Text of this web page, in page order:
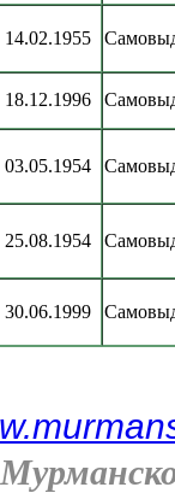
14.02.1955
18.12.1996
03.05.1954
25.08.1954
30.06.1999